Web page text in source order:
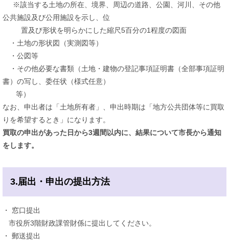
※該当する土地の所在、境界、周辺の道路、公園、河川、その他
公共施設及び公用施設を示し、位
置及び形状を明らかにした縮尺5百分の1程度の図面
・土地の形状図（実測図等）
・公図等
・その他必要な書類（土地・建物の登記事項証明書（全部事項証明
書）の写し、委任状（様式任意）
等）
なお、申出者は「土地所有者」、申出時期は「地方公共団体等に買取
りを希望するとき」になります。
買取の申出があった日から3週間以内に、結果について市長から通知
をします。
3.届出・申出の提出方法
・ 窓口提出
市役所3階財政課管財係に提出してください。
・ 郵送提出